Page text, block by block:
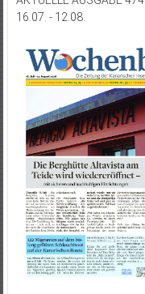
16.07. - 12.08.